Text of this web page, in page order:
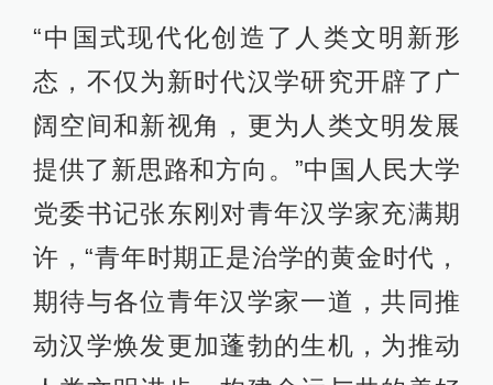
“中国式现代化创造了人类文明新形
态，不仅为新时代汉学研究开辟了广
阔空间和新视角，更为人类文明发展
提供了新思路和方向。”中国人民大学
党委书记张东刚对青年汉学家充满期
许，“青年时期正是治学的黄金时代，
期待与各位青年汉学家一道，共同推
动汉学焕发更加蓬勃的生机，为推动